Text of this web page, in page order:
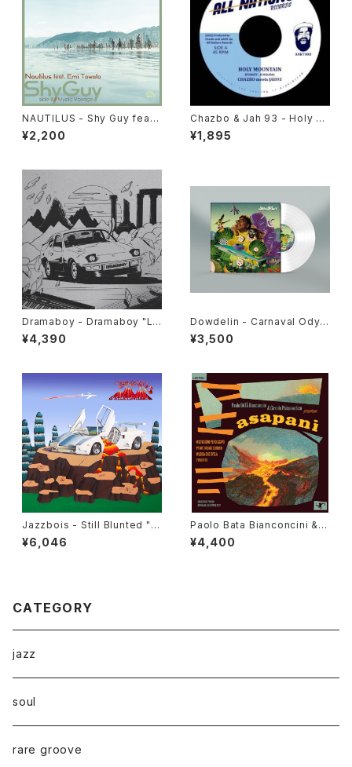
NAUTILUS - Shy Guy feat.
Emi Tawata / Mystic Voyag
e "7"
¥2,200
Chazbo & Jah 93 - Holy M
ountain "7"
¥1,895
Dramaboy - Dramaboy "L
P"
¥4,390
Dowdelin - Carnaval Odys
sey "LP"
¥3,500
Jazzbois - Still Blunted "L
P"
¥6,046
Paolo Bata Bianconcini & C
ircolo Psiconautico - Asap
ani "LP"
¥4,400
CATEGORY
jazz
soul
rare groove